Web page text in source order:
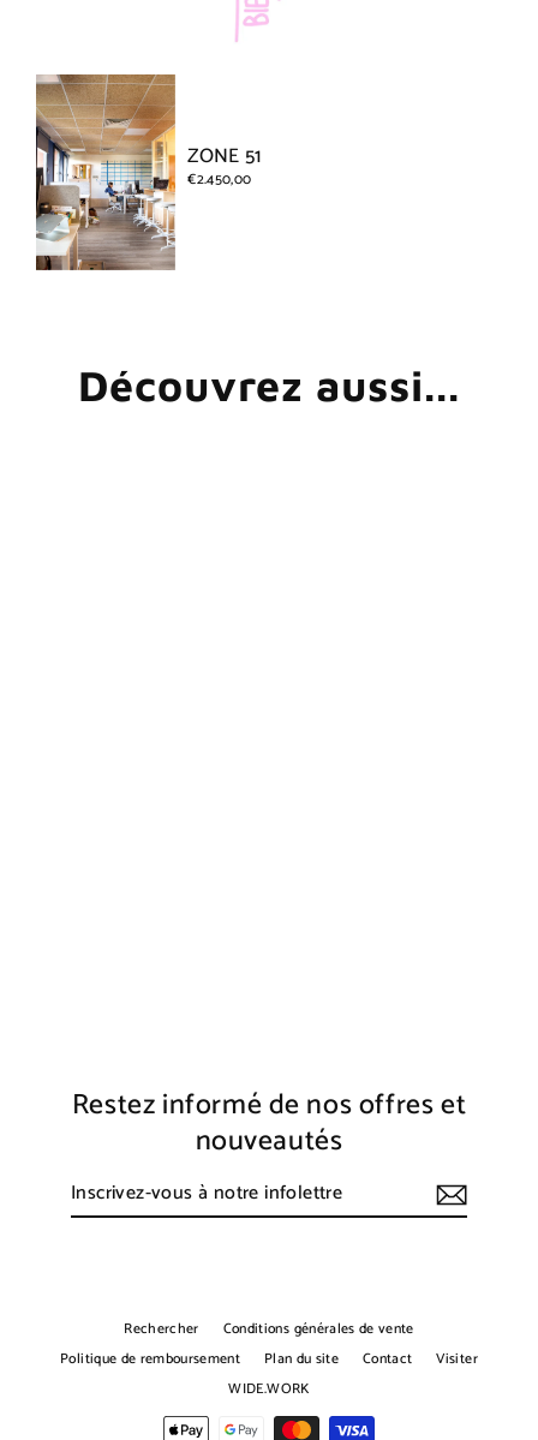
ZONE 51
€2.450,00
Découvrez aussi...
Restez informé de nos offres et
nouveautés
Inscrivez-
S'inscrire
Rechercher
Conditions générales de vente
Politique de remboursement
Plan du site Contact
Visiter
WIDE.WORK